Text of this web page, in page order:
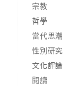
宗教
哲學
當代思潮
性別研究
文化評論
閱讀